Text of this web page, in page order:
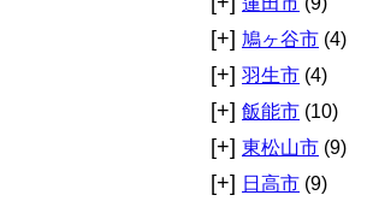
[+] 鳩ヶ谷市 (4)
[+] 羽生市 (4)
[+] 飯能市 (10)
[+] 東松山市 (9)
[+] 日高市 (9)